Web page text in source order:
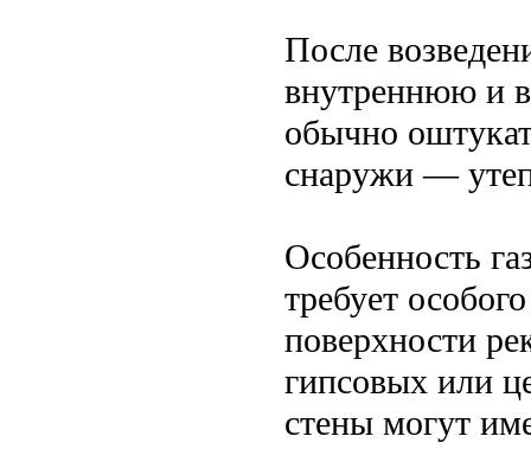
После
внутреннюю и
обычно
снаружи —
Особенность
требует
поверхности
гипсовых или
стены могут